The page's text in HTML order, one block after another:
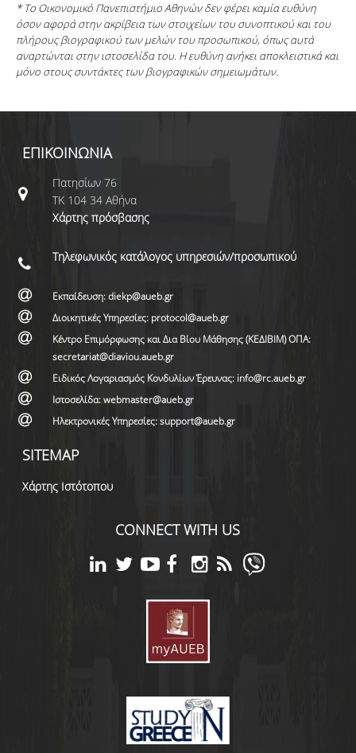
* Το Οικονομικό Πανεπιστήμιο Αθηνών δεν φέρει καμία ευθύνη
όσον αφορά στην ακρίβεια των στοιχείων του συνοπτικού και του
πλήρους βιογραφικού των μελών του προσωπικού, όπως αυτά
αναρτώνται στην ιστοσελίδα του. Η ευθύνη ανήκει αποκλειστικά και
μόνο στους συντάκτες των βιογραφικών σημειωμάτων.
ΕΠΙΚΟΙΝΩΝΙΑ
Πατησίων 76
ΤΚ 104 34 Αθήνα
Χάρτης πρόσβασης
Τηλεφωνικός κατάλογος υπηρεσιών/προσωπικού
Εκπαίδευση: diekp@aueb.gr
Διοικητικές Υπηρεσίες: protocol@aueb.gr
Κέντρο Επιμόρφωσης και Δια Βίου Μάθησης (ΚΕΔΙΒΙΜ) ΟΠΑ:
secretariat@diaviou.aueb.gr
Ειδικός Λογαριασμός Κονδυλίων Έρευνας: info@rc.aueb.gr
Ιστοσελίδα: webmaster@aueb.gr
Ηλεκτρονικές Υπηρεσίες: support@aueb.gr
SITEMAP
Χάρτης Ιστότοπου
CONNECT WITH US